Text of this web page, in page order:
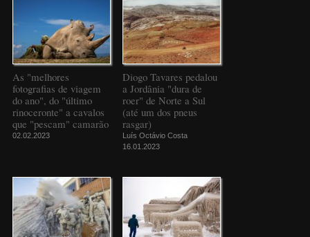
As "melhores
fotografias de viagem
do ano", do "último
rinoceronte" a cavalos
que "pescam" camarão
02.02.2023
Diogo Tavares pedalou
a Jordânia "dura de
roer" de Norte a Sul
(até um dos pneus
rasgar)
Luís Octávio Costa
16.01.2023